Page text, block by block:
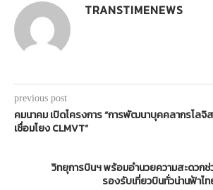
TRANSTIMENEWS
previous post
คมนาคม เปิดโครงการ “การพัฒนาบุคคลากรโล
เชื่อมโยง CLMVT”
วิทยุการบินฯ พร้อมอำนวยความสะดวกช่
รองรับเที่ยวบินทั่วน่านฟ้าไท